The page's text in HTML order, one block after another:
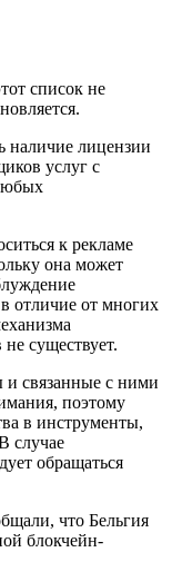
список не
наличие лицензии
услуг с
к рекламе
она может
отличие от многих
существует.
и связанные с ними
поэтому
в инструменты,
случае
обращаться
что Бельгия
блокчейн-